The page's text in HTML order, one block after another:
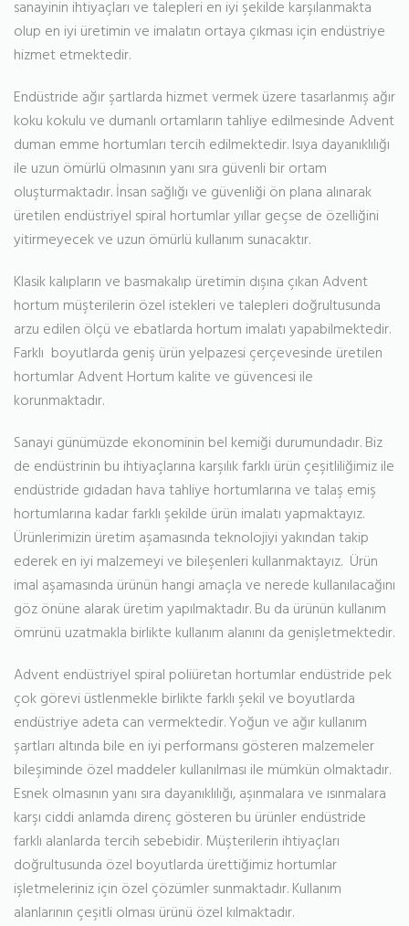
sanayinin ihtiyaçları ve talepleri en iyi şekilde karşılanmakta
olup en iyi üretimin ve imalatın ortaya çıkması için endüstriye
hizmet etmektedir.
Endüstride ağır şartlarda hizmet vermek üzere tasarlanmış ağır
koku kokulu ve dumanlı ortamların tahliye edilmesinde Advent
duman emme hortumları tercih edilmektedir. Isıya dayanıklılığı
ile uzun ömürlü olmasının yanı sıra güvenli bir ortam
oluşturmaktadır. İnsan sağlığı ve güvenliği ön plana alınarak
üretilen endüstriyel spiral hortumlar yıllar geçse de özelliğini
yitirmeyecek ve uzun ömürlü kullanım sunacaktır.
Klasik kalıpların ve basmakalıp üretimin dışına çıkan Advent
hortum müşterilerin özel istekleri ve talepleri doğrultusunda
arzu edilen ölçü ve ebatlarda hortum imalatı yapabilmektedir.
Farklı boyutlarda geniş ürün yelpazesi çerçevesinde üretilen
hortumlar Advent Hortum kalite ve güvencesi ile
korunmaktadır.
Sanayi günümüzde ekonominin bel kemiği durumundadır. Biz
de endüstrinin bu ihtiyaçlarına karşılık farklı ürün çeşitliliğimiz ile
endüstride gıdadan hava tahliye hortumlarına ve talaş emiş
hortumlarına kadar farklı şekilde ürün imalatı yapmaktayız.
Ürünlerimizin üretim aşamasında teknolojiyi yakından takip
ederek en iyi malzemeyi ve bileşenleri kullanmaktayız. Ürün
imal aşamasında ürünün hangi amaçla ve nerede kullanılacağını
göz önüne alarak üretim yapılmaktadır. Bu da ürünün kullanım
ömrünü uzatmakla birlikte kullanım alanını da genişletmektedir.
Advent endüstriyel spiral poliüretan hortumlar endüstride pek
çok görevi üstlenmekle birlikte farklı şekil ve boyutlarda
endüstriye adeta can vermektedir. Yoğun ve ağır kullanım
şartları altında bile en iyi performansı gösteren malzemeler
bileşiminde özel maddeler kullanılması ile mümkün olmaktadır.
Esnek olmasının yanı sıra dayanıklılığı, aşınmalara ve ısınmalara
karşı ciddi anlamda direnç gösteren bu ürünler endüstride
farklı alanlarda tercih sebebidir. Müşterilerin ihtiyaçları
doğrultusunda özel boyutlarda ürettiğimiz hortumlar
işletmeleriniz için özel çözümler sunmaktadır. Kullanım
alanlarının çeşitli olması ürünü özel kılmaktadır.